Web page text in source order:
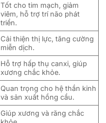
Tốt cho tim mạch, giảm
viêm, hỗ trợ trí não phát
triển.
Cải thiện thị lực, tăng cường
miễn dịch.
Hỗ trợ hấp thụ canxi, giúp
xương chắc khỏe.
Quan trọng cho hệ thần kinh
và sản xuất hồng cầu.
Giúp xương và răng chắc